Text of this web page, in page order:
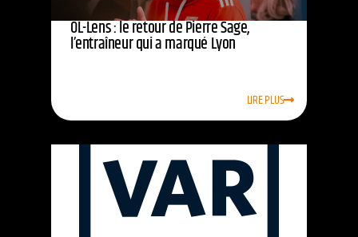
OL-Lens : le retour de Pierre Sage,
l’entraîneur qui a marqué Lyon
LIRE PLUS